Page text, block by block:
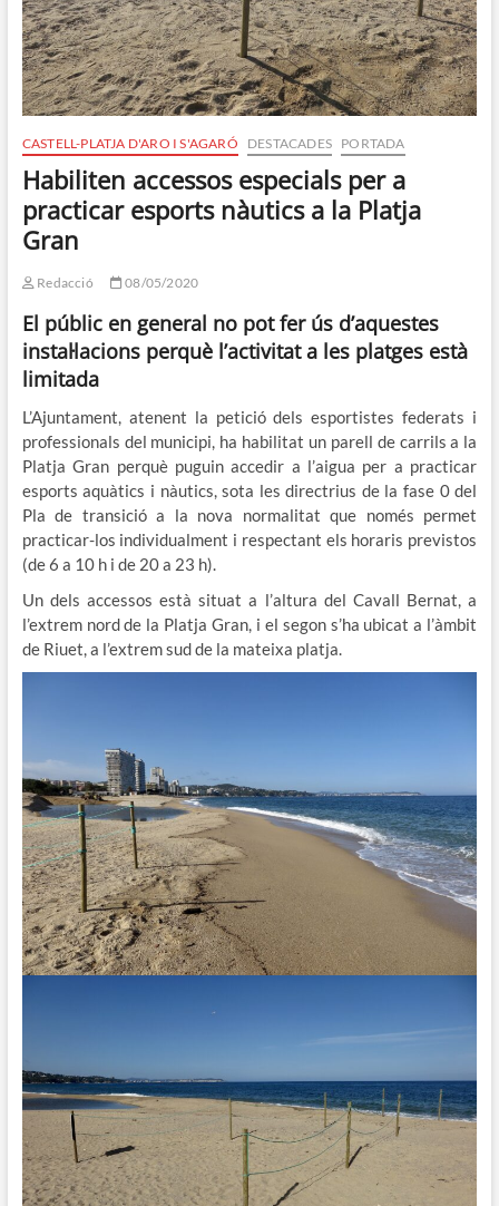
CASTELL-PLATJA D'ARO I S'AGARÓ DESTACADES PORTADA
Habiliten accessos especials per a
practicar esports nàutics a la Platja
Gran
Redacció 08/05/2020
El públic en general no pot fer ús d’aquestes
instal·lacions perquè l’activitat a les platges està
limitada
L’Ajuntament, atenent la petició dels esportistes federats i
professionals del municipi, ha habilitat un parell de carrils a la
Platja Gran perquè puguin accedir a l’aigua per a practicar
esports aquàtics i nàutics, sota les directrius de la fase 0 del
Pla de transició a la nova normalitat que només permet
practicar-los individualment i respectant els horaris previstos
(de 6 a 10 h i de 20 a 23 h).
Un dels accessos està situat a l’altura del Cavall Bernat, a
l’extrem nord de la Platja Gran, i el segon s’ha ubicat a l’àmbit
de Riuet, a l’extrem sud de la mateixa platja.